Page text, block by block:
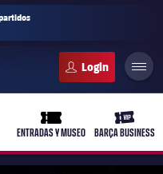
ticket-full
ENTRADAS Y MUSEO
ticket-
BARÇA BUSINESS